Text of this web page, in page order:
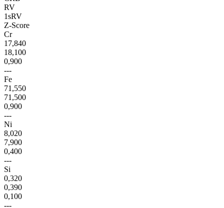
RV
1sRV
Z-Score
Cr
17,840
18,100
0,900
---
Fe
71,550
71,500
0,900
---
Ni
8,020
7,900
0,400
---
Si
0,320
0,390
0,100
---